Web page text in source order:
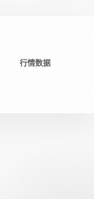
行情数据